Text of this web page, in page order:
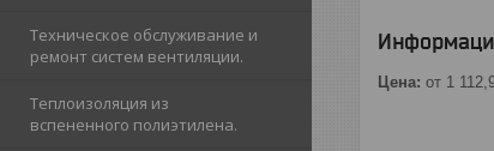
Техническое обслуживание и
ремонт систем вентиляции.
Теплоизоляция из
вспененного полиэтилена.
Цена: от 1